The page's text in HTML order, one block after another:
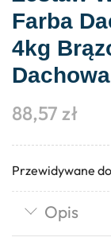
Farba
4kg
88,57 zł
Przewidywane
Opis